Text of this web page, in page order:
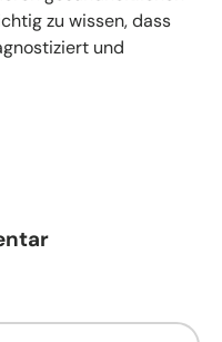
zu wissen, dass
und